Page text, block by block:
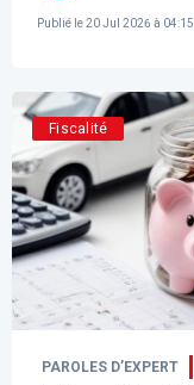
Publié le20 Jul 2026 à 04:15
Fiscalité
PAROLES D’EXPERT